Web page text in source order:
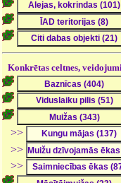
Konkrētas celtnes, veidojumi
>>
>>
>>